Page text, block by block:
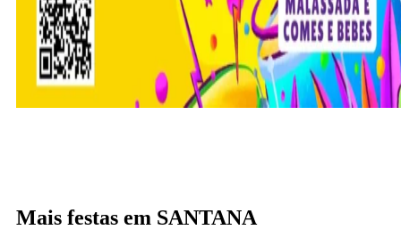
Mais festas em SANTANA